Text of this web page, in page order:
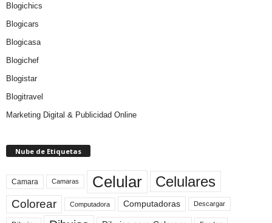
Blogichics
Blogicars
Blogicasa
Blogichef
Blogistar
Blogitravel
Marketing Digital & Publicidad Online
Nube de Etiquetas
Camara Camaras Celular Celulares
Colorear Computadora Computadoras Descargar